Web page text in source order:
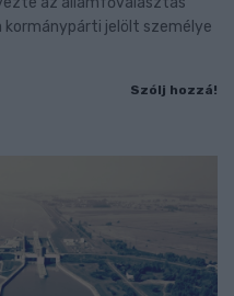
jelölt személye
Szólj hozzá!